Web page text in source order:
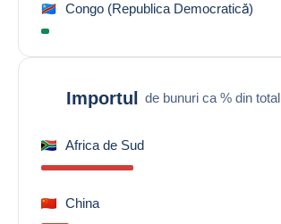
Congo (Republica Democratică)
Importul de bunuri ca % din total
Africa de Sud
China